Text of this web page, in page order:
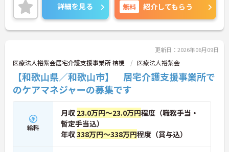
★定員140床の大規模なユニット型の特養！日中は
約15名（2ユニット分）のご利用者様を4名の職員で
ケアします！
★年間休日120日！月10日のお休みでプライベート
★入社後は座学からスタート！独り立ちもその方に
合わせてのスタイルで指導員の元業務を覚えていき
ます！
★敷地内託児所が用意されていますので、子育て世
代の方も安心して就業いただけます♪
★無料駐車場完備でお子様連れの通勤も負担が少な
く、働きやすい環境が整っています。
ご興味のある方には、面接対策ポイントなど、さら
に詳細をお話いたしますので、お気軽にご相談くだ
さい。
詳細を見る 無料 紹介してもらう
更新日：2026年06月09日
医療法人裕紫会居宅介護支援事業所 桔梗 医療法人裕紫会
【和歌山県／和歌山市】 居宅介護支援事業所で
のケアマネジャーの募集です
給料
月収 23.0万円～23.0万円程度（職務手当・
暫定手当込）
年収338万円～338万円程度（賞与込）